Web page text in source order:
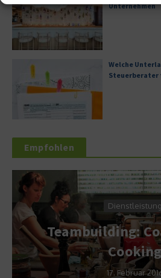
Unternehmen
Welche
Steuerberater
Empfohlen
Dienstleistung
Teambuilding:
Cooking
17. Februar 2016